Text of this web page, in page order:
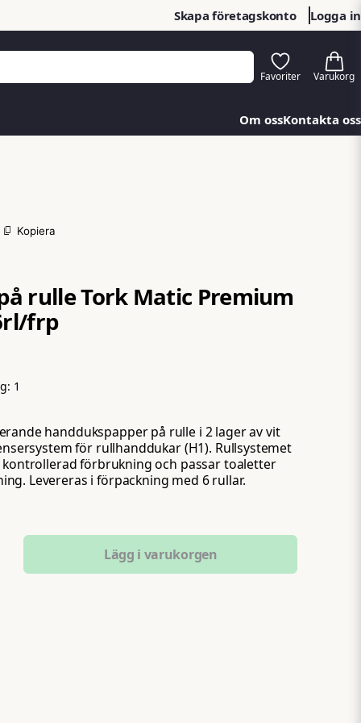
Skapa företagskonto Logga in
Om ossKontakta oss
Kopiera
rulle Tork Matic Premium
frp
1
handdukspapper på rulle i 2 lager av vit
för rullhanddukar (H1). Rullsystemet
kontrollerad förbrukning och passar toaletter
Levereras i förpackning med 6 rullar.
Lägg i varukorgen